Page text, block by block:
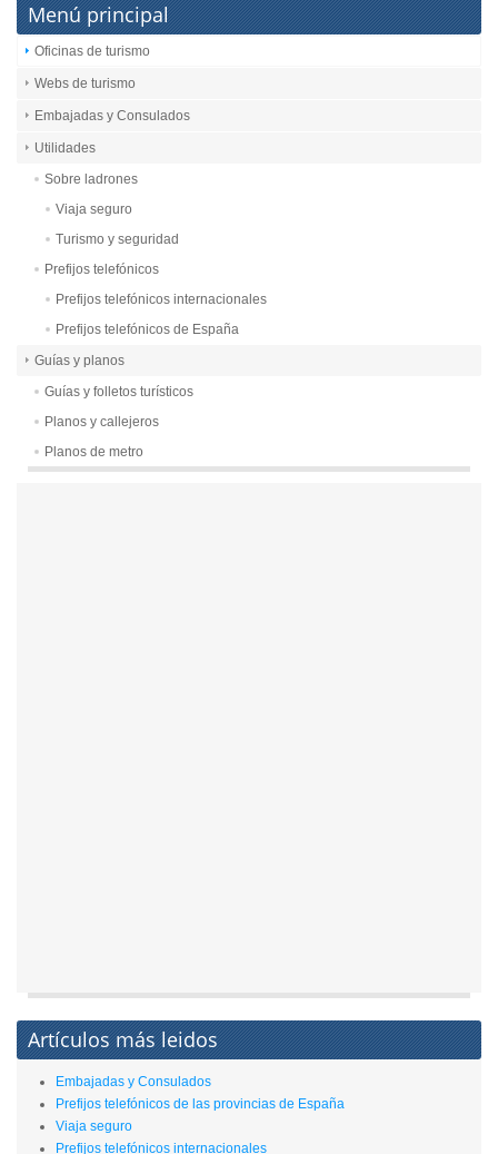
Menú principal
Oficinas de turismo
Webs de turismo
Embajadas y Consulados
Utilidades
Sobre ladrones
Viaja seguro
Turismo y seguridad
Prefijos telefónicos
Prefijos telefónicos internacionales
Prefijos telefónicos de España
Guías y planos
Guías y folletos turísticos
Planos y callejeros
Planos de metro
Artículos más leidos
Embajadas y Consulados
Prefijos telefónicos de las provincias de España
Viaja seguro
Prefijos telefónicos internacionales